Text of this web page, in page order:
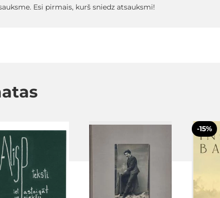
Esi pirmais, kurš sniedz atsauksmi!
-15%